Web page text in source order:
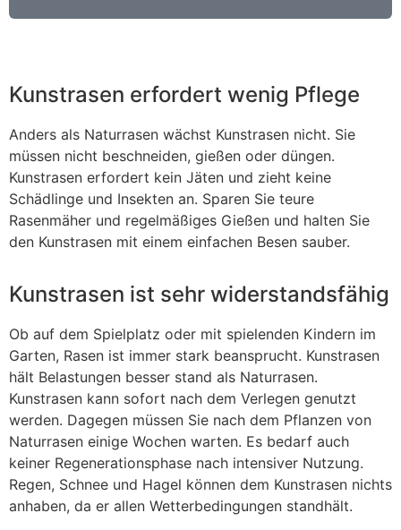
Kunstrasen erfordert wenig Pflege
Anders als Naturrasen wächst Kunstrasen nicht. Sie
müssen nicht beschneiden, gießen oder düngen.
Kunstrasen erfordert kein Jäten und zieht keine
Schädlinge und Insekten an. Sparen Sie teure
Rasenmäher und regelmäßiges Gießen und halten Sie
den Kunstrasen mit einem einfachen Besen sauber.
Kunstrasen ist sehr widerstandsfähig
Ob auf dem Spielplatz oder mit spielenden Kindern im
Garten, Rasen ist immer stark beansprucht. Kunstrasen
hält Belastungen besser stand als Naturrasen.
Kunstrasen kann sofort nach dem Verlegen genutzt
werden. Dagegen müssen Sie nach dem Pflanzen von
Naturrasen einige Wochen warten. Es bedarf auch
keiner Regenerationsphase nach intensiver Nutzung.
Regen, Schnee und Hagel können dem Kunstrasen nichts
anhaben, da er allen Wetterbedingungen standhält.